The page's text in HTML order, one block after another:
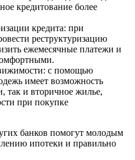
кредитование более
кредита: при
реструктуризацию
ежемесячные платежи и
с помощью
имеет возможность
так и вторичное жилье,
при покупке
банков помогут молодым
ипотеки и правильно